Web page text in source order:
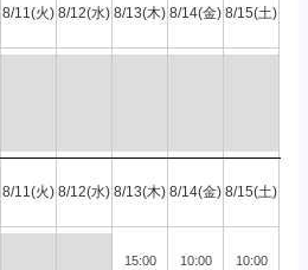
8/11(火) 8/12(水) 8/13(木) 8/14(金) 8/15(土)
8/11(火) 8/12(水) 8/13(木) 8/14(金) 8/15(土)
15:00
10:00
10:00